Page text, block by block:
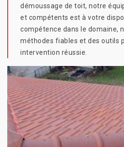
démoussage de toit, notre
et compétents est à votre
compétence dans le domaine,
méthodes fiables et des outils
intervention réussie.